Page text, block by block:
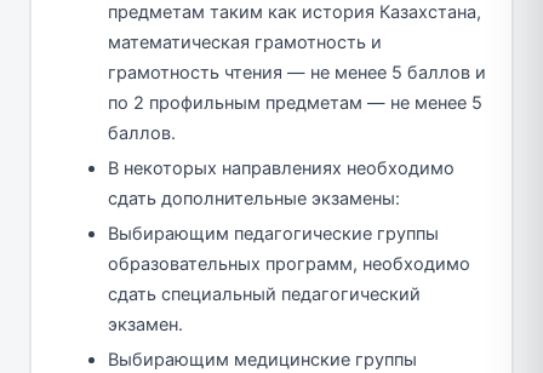
предметам таким как история Казахстана,
математическая грамотность и
грамотность чтения — не менее 5 баллов и
по 2 профильным предметам — не менее 5
баллов.
В некоторых направлениях необходимо
сдать дополнительные экзамены:
Выбирающим педагогические группы
образовательных программ, необходимо
сдать специальный педагогический
экзамен.
Выбирающим медицинские группы